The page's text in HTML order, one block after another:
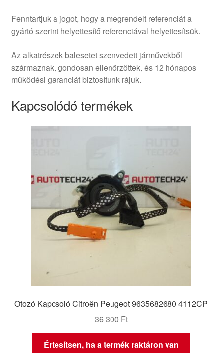
Fenntartjuk a jogot, hogy a megrendelt referenciát a
gyártó szerint helyettesítő referenciával helyettesítsük.
Az alkatrészek balesetet szenvedett járművekből
származnak, gondosan ellenőrzöttek, és 12 hónapos
működési garanciát biztosítunk rájuk.
Kapcsolódó termékek
Otozó Kapcsoló Citroën Peugeot 9635682680 4112CP
36 300 Ft
Értesítsen, ha a termék raktáron van